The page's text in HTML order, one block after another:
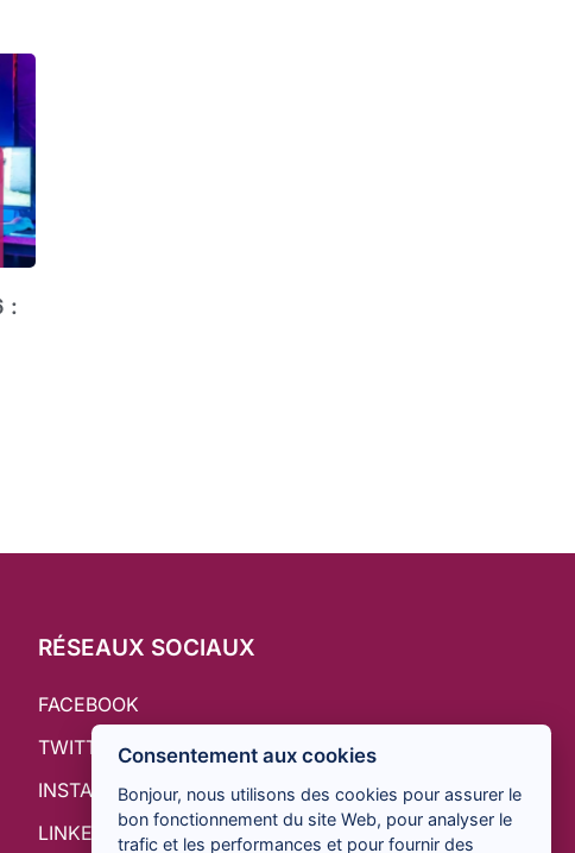
:
RÉSEAUX SOCIAUX
FACEBOOK
TWITTER
INSTAGRAM
LINKEDIN
Consentement aux cookies
Bonjour, nous utilisons des cookies pour assurer le
bon fonctionnement du site Web, pour analyser le
trafic et les performances et pour fournir des